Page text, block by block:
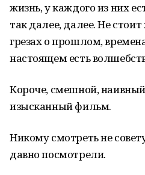
жизнь, у каждого из них
так далее, далее. Не
грезах о прошлом,
настоящем есть
Короче, смешной,
изысканный фильм.
Никому смотреть не
давно посмотрели.